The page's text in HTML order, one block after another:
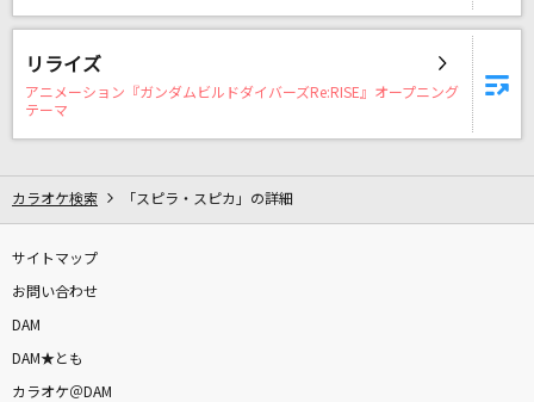
リライズ
アニメーション『ガンダムビルドダイバーズRe:RISE』オープニング
テーマ
カラオケ検索 「スピラ・スピカ」の詳細
サイトマップ
お問い合わせ
DAM
DAM★とも
カラオケ＠DAM